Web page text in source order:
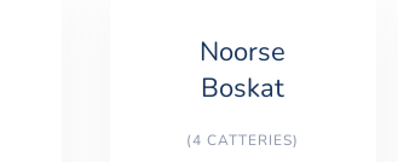
Noorse
Boskat
(4 CATTERIES)